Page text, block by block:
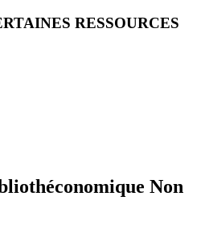
RESSOURCES
Non